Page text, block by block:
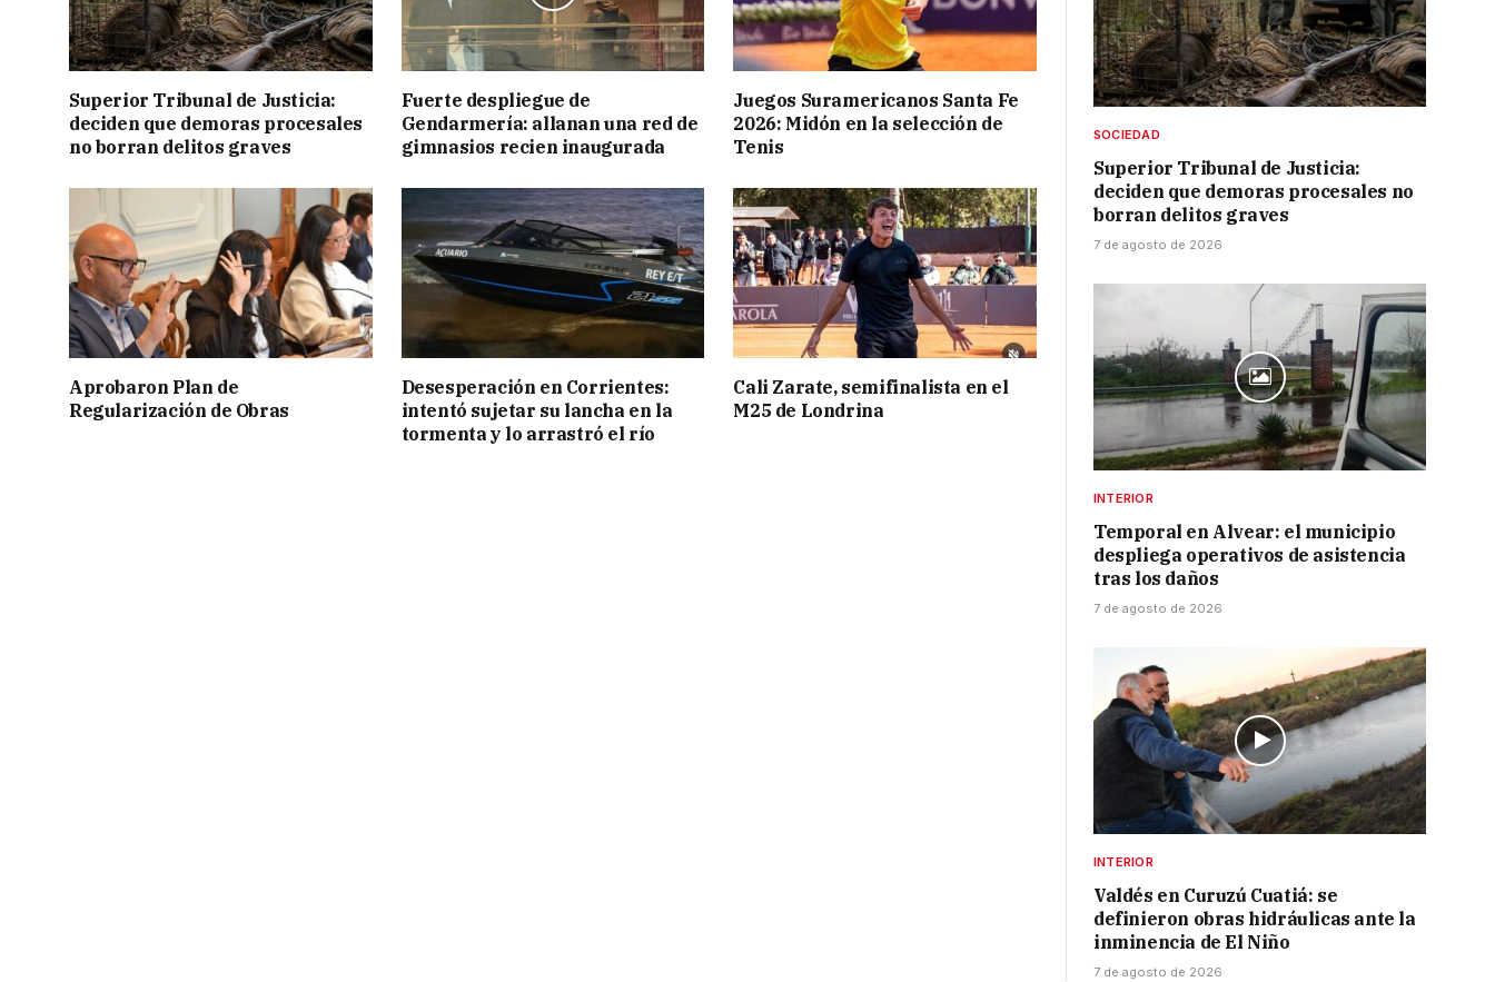
Superior Tribunal de Justicia:
deciden que demoras procesales
no borran delitos graves
Fuerte despliegue de
Gendarmería: allanan una red de
gimnasios recien inaugurada
Juegos Suramericanos Santa Fe
2026: Midón en la selección de
Tenis
Aprobaron Plan de
Regularización de Obras
Desesperación en Corrientes:
intentó sujetar su lancha en la
tormenta y lo arrastró el río
Cali Zarate, semifinalista en el
M25 de Londrina
SOCIEDAD
Superior Tribunal de Justicia:
deciden que demoras procesales no
borran delitos graves
7 de agosto de 2026
INTERIOR
Temporal en Alvear: el municipio
despliega operativos de asistencia
tras los daños
7 de agosto de 2026
INTERIOR
Valdés en Curuzú Cuatiá: se
definieron obras hidráulicas ante la
inminencia de El Niño
7 de agosto de 2026